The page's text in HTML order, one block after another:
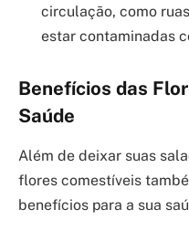
circulação, como
estar contaminadas
Benefícios das
Saúde
Além de deixar suas
flores comestíveis
benefícios para a sua